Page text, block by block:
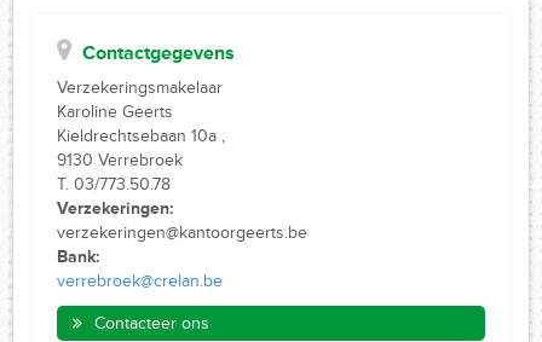
Contactgegevens
Verzekeringsmakelaar
Karoline Geerts
Kieldrechtsebaan 10a ,
9130 Verrebroek
T. 03/773.50.78
Verzekeringen:
verzekeringen@kantoorgeerts.be
Bank:
verrebroek@crelan.be
Contacteer ons